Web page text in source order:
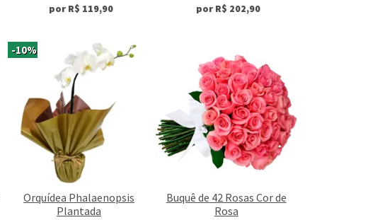
por R$ 119,90 por R$ 202,90
-10%
Orquídea Phalaenopsis
Plantada
Buquê de 42 Rosas Cor de
Rosa